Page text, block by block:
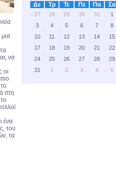
να
οι
στη
ένα
του
τα
Δε
Τρ Τε Πε Πα Σα
27 28 29 30 31 1
3
4 5 6 7 8
10
11 12 13 14 15
17
18 19 20 21 22
24
25 26 27 28 29
31
1 2 3 4 5